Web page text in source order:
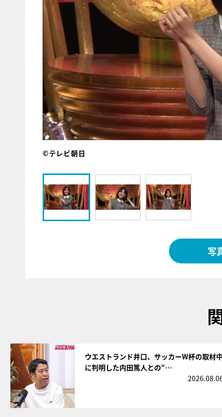
©テレビ朝日
写
ウエストランド井口、サッカーW杯の取材
に判明した内田篤人との“…